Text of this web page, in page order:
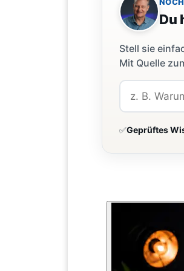
Du
Stell sie
Mit Quelle
✅Geprüftes